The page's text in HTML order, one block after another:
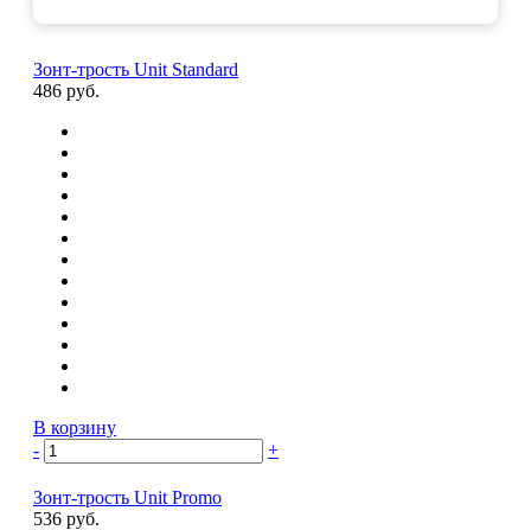
Зонт-трость Unit Standard
486 руб.
В корзину
-
+
Зонт-трость Unit Promo
536 руб.